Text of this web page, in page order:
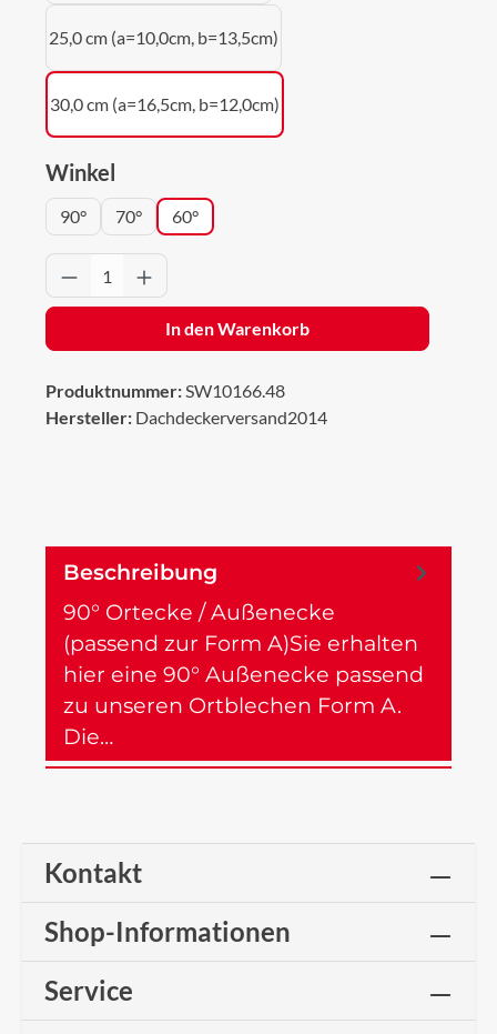
25,0 cm (a=10,0cm, b=13,5cm)
30,0 cm (a=16,5cm, b=12,0cm)
Winkel
90° 70° 60°
Produkt Anzahl: Gib den gewünschten
In den Warenkorb
Produktnummer:SW10166.48
Hersteller: Dachdeckerversand2014
Beschreibung
90° Ortecke / Außenecke
(passend zur Form A)Sie erhalten
hier eine 90° Außenecke passend
zu unseren Ortblechen Form A.
Die…
Kontakt
Shop-Informationen
Service